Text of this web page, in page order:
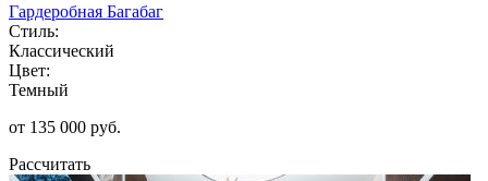
Гардеробная Багабаг
Стиль:
Классический
Цвет:
Темный
от 135 000 руб.
Рассчитать